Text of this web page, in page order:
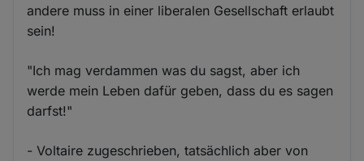
andere muss in einer liberalen Gesellschaft erlaubt
sein!
"Ich mag verdammen was du sagst, aber ich
werde mein Leben dafür geben, dass du es sagen
darfst!"
- Voltaire zugeschrieben, tatsächlich aber von